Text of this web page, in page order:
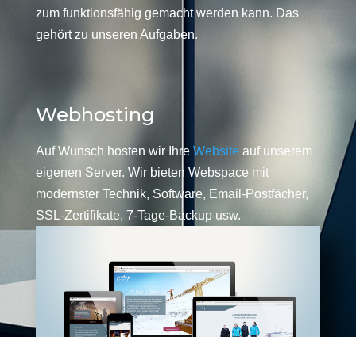
zum funktionsfähig gemacht werden kann. Das
gehört zu unseren Aufgaben.
Webhosting
Auf Wunsch hosten wir Ihre Website auf unserem
eigenen Server. Wir bieten Webspace mit
modernster Technik, Software, Email-Postfächer,
SSL-Zertifikate, 7-Tage-Backup usw.